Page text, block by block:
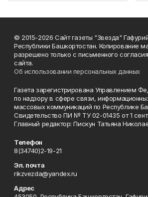
© 2015-2026 Сайт газеты "Звезда"
Республики Башкортостан. Копирование
разрешено только с письменного
сайта.
Об использовании персональных данных
Газета зарегистрирована Управлением
по надзору в сфере связи,
массовых коммуникаций по Республике
Свидетельство ПИ № ТУ 02-01435 от 1
Главный редактор: Пискун Татьяна
Телефон
8(34740)2-19-21
Эл. почта
rikzvezda@yandex.ru
Адрес